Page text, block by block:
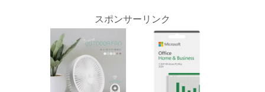
スポンサーリンク